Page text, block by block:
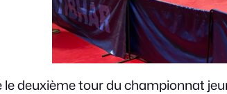
le deuxième tour du championnat